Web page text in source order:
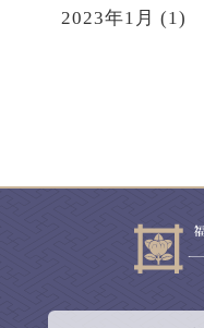
2023年1月 (1)